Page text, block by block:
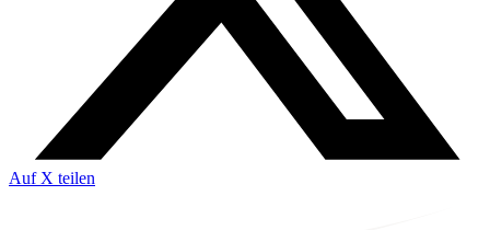
Auf X teilen